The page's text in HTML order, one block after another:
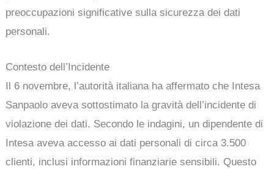
preoccupazioni significative sulla sicurezza dei dati
personali.
Contesto dell’Incidente
Il 6 novembre, l’autorità italiana ha affermato che Intesa
Sanpaolo aveva sottostimato la gravità dell’incidente di
violazione dei dati. Secondo le indagini, un dipendente di
Intesa aveva accesso ai dati personali di circa 3.500
clienti, inclusi informazioni finanziarie sensibili. Questo